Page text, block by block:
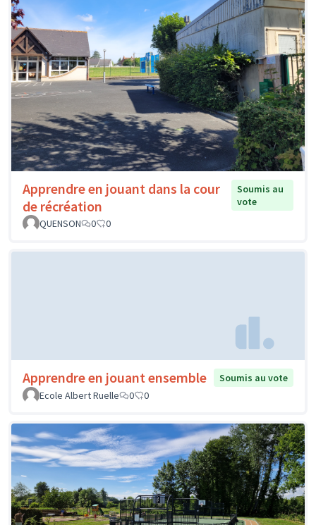
Apprendre en jouant dans la cour
de récréation
Soumis au
vote
QUENSON
0 0
Apprendre en jouant ensemble
Soumis au vote
Ecole Albert Ruelle
0 0